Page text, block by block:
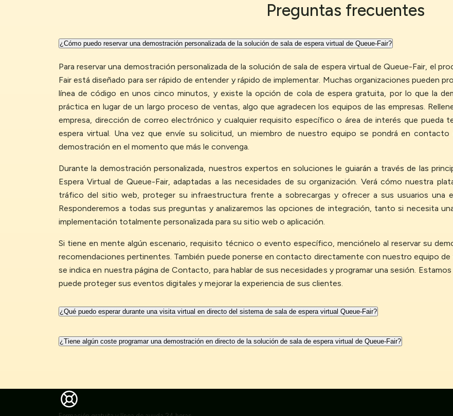
Preguntas frecuentes
¿Cómo puedo reservar una demostración personalizada de la solución de sala de espera virtual de Queue-Fair?
Para reservar una demostración personalizada de la solución de sala de espera virtual de Queue-Fair, el
Fair está diseñado para ser rápido de entender y rápido de implementar. Muchas organizaciones pueden
línea de código en unos cinco minutos, y existe la opción de cola de espera gratuita, por lo que la
práctica en lugar de un largo proceso de ventas, algo que agradecen los equipos de las empresas.
empresa, dirección de correo electrónico y cualquier requisito específico o área de interés que pueda
espera virtual. Una vez que envíe su solicitud, un miembro de nuestro equipo se pondrá en
demostración en el momento que más le convenga.
Durante la demostración personalizada, nuestros expertos en soluciones le guiarán a través de las
Espera Virtual de Queue-Fair, adaptadas a las necesidades de su organización. Verá cómo nuestra
tráfico del sitio web, proteger su infraestructura frente a sobrecargas y ofrecer a sus usuarios una
Responderemos a todas sus preguntas y analizaremos las opciones de integración, tanto si necesita
implementación totalmente personalizada para su sitio web o aplicación.
Si tiene en mente algún escenario, requisito técnico o evento específico, menciónelo al reservar su
recomendaciones pertinentes. También puede ponerse en contacto directamente con nuestro equipo
se indica en nuestra página de Contacto, para hablar de sus necesidades y programar una sesión.
puede proteger sus eventos digitales y mejorar la experiencia de sus clientes.
¿Qué puedo esperar durante una visita virtual en directo del sistema de sala de espera virtual Queue-Fair?
¿Tiene algún coste programar una demostración en directo de la solución de sala de espera virtual de Queue-Fair?